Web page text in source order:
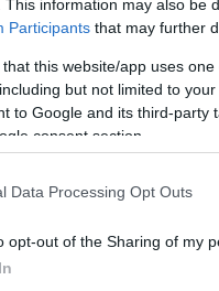
This information may also be
Participants that may further
that this website/app uses
but not limited to
to Google and its third-party
consent section.
Data Processing Opt Outs
opt-out of the Sharing of my
mely írnokok
program azonban
hanem arra is,
és szellemi